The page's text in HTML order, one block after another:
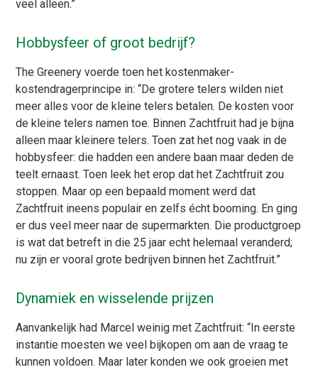
veel alleen.”
Hobbysfeer of groot bedrijf?
The Greenery voerde toen het kostenmaker-
kostendragerprincipe in: “De grotere telers wilden niet
meer alles voor de kleine telers betalen. De kosten voor
de kleine telers namen toe. Binnen Zachtfruit had je bijna
alleen maar kleinere telers. Toen zat het nog vaak in de
hobbysfeer: die hadden een andere baan maar deden de
teelt ernaast. Toen leek het erop dat het Zachtfruit zou
stoppen. Maar op een bepaald moment werd dat
Zachtfruit ineens populair en zelfs écht booming. En ging
er dus veel meer naar de supermarkten. Die productgroep
is wat dat betreft in die 25 jaar echt helemaal veranderd;
nu zijn er vooral grote bedrijven binnen het Zachtfruit.”
Dynamiek en wisselende prijzen
Aanvankelijk had Marcel weinig met Zachtfruit: “In eerste
instantie moesten we veel bijkopen om aan de vraag te
kunnen voldoen. Maar later konden we ook groeien met